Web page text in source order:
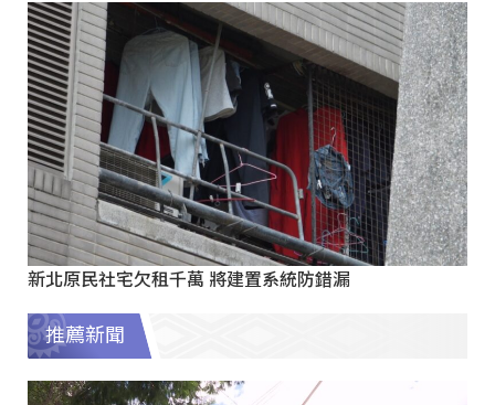
新北原民社宅欠租千萬 將建置系統防錯漏
推薦新聞